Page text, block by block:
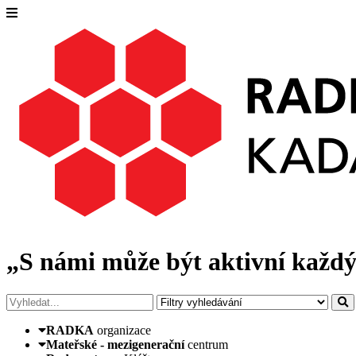
„S námi může být aktivní
RADKA organizace
Mateřské - mezigenerační centrum